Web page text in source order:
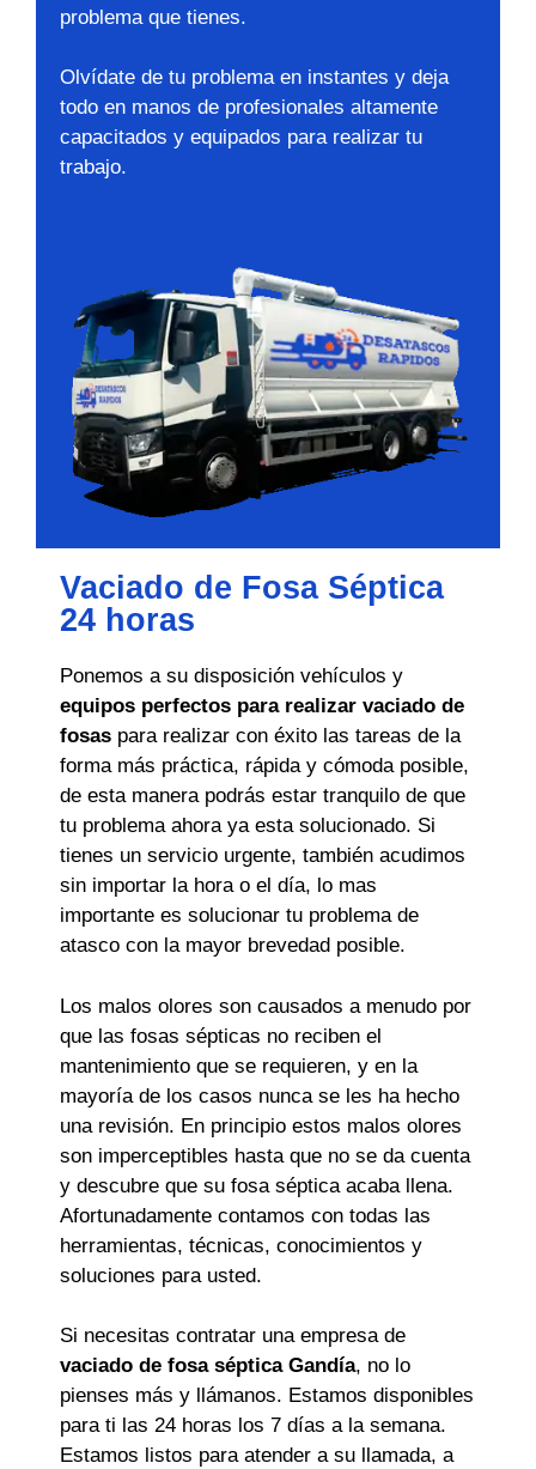
problema que tienes.
Olvídate de tu problema en instantes y deja
todo en manos de profesionales altamente
capacitados y equipados para realizar tu
trabajo.
Vaciado de Fosa Séptica
24 horas
Ponemos a su disposición vehículos y
equipos perfectos para realizar vaciado de
fosas para realizar con éxito las tareas de la
forma más práctica, rápida y cómoda posible,
de esta manera podrás estar tranquilo de que
tu problema ahora ya esta solucionado. Si
tienes un servicio urgente, también acudimos
sin importar la hora o el día, lo mas
importante es solucionar tu problema de
atasco con la mayor brevedad posible.
Los malos olores son causados a menudo por
que las fosas sépticas no reciben el
mantenimiento que se requieren, y en la
mayoría de los casos nunca se les ha hecho
una revisión. En principio estos malos olores
son imperceptibles hasta que no se da cuenta
y descubre que su fosa séptica acaba llena.
Afortunadamente contamos con todas las
herramientas, técnicas, conocimientos y
soluciones para usted.
Si necesitas contratar una empresa de
vaciado de fosa séptica Gandía, no lo
pienses más y llámanos. Estamos disponibles
para ti las 24 horas los 7 días a la semana.
Estamos listos para atender a su llamada, a